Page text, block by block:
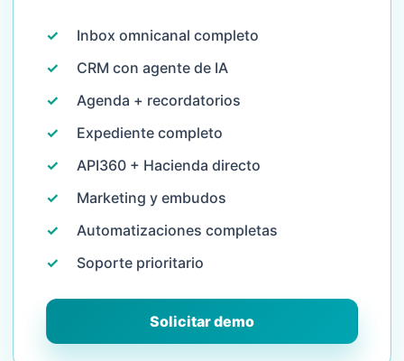
✓
Inbox omnicanal completo
✓
CRM con agente de IA
✓
Agenda + recordatorios
✓
Expediente completo
✓
API360 + Hacienda directo
✓
Marketing y embudos
✓
Automatizaciones completas
✓
Soporte prioritario
Solicitar demo